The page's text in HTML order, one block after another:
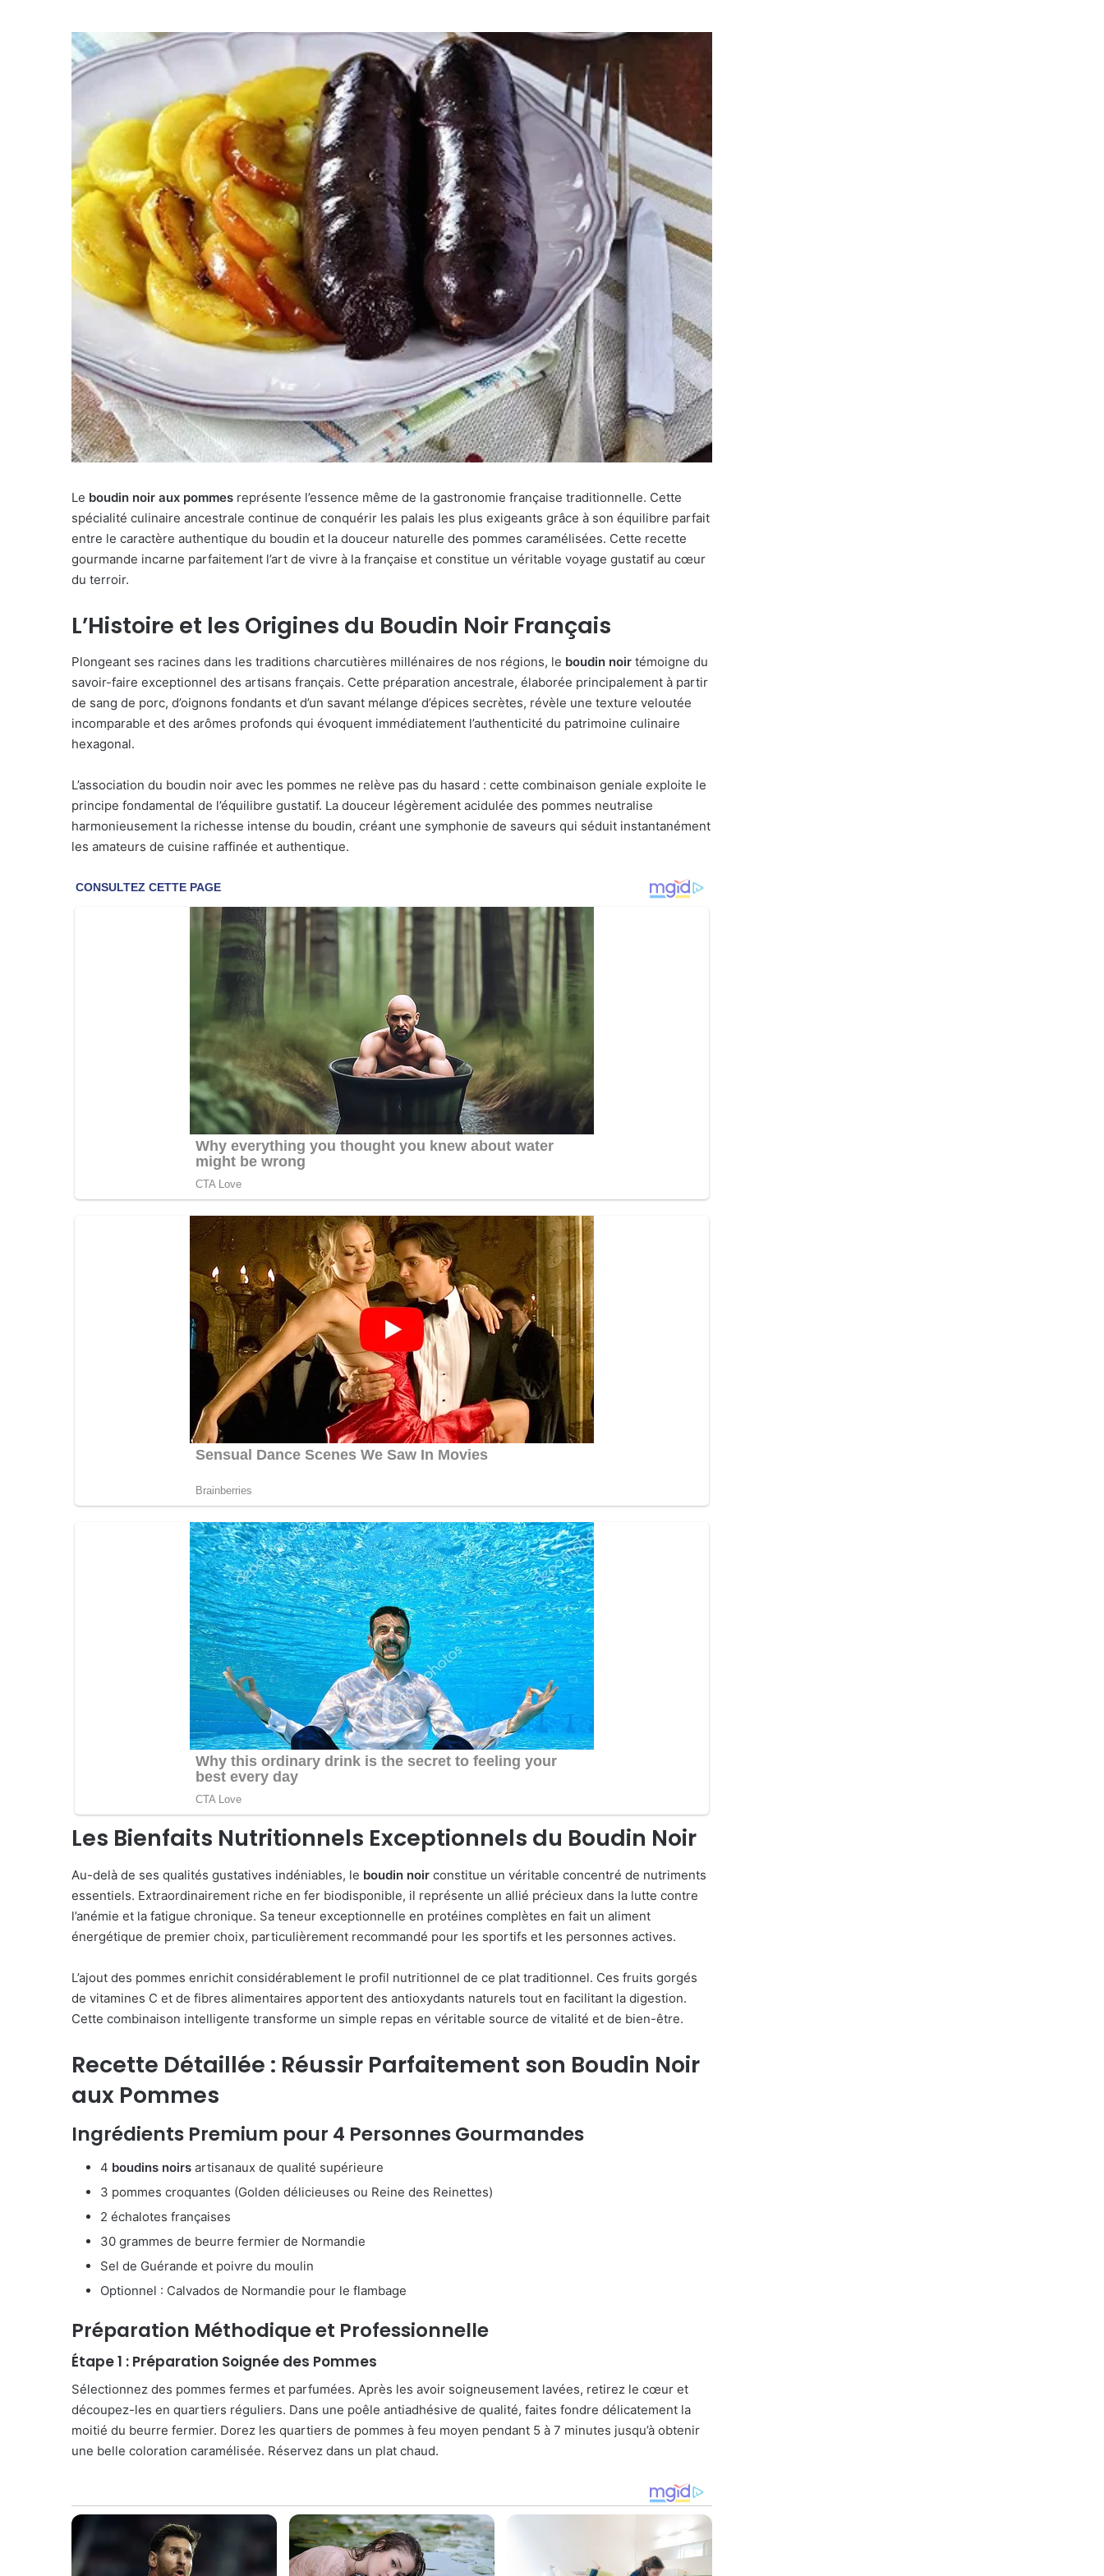
Le boudin noir aux pommes représente l’essence même de la gastronomie française traditionnelle. Cette
spécialité culinaire ancestrale continue de conquérir les palais les plus exigeants grâce à son équilibre parfait
entre le caractère authentique du boudin et la douceur naturelle des pommes caramélisées. Cette recette
gourmande incarne parfaitement l’art de vivre à la française et constitue un véritable voyage gustatif au cœur
du terroir.
L’Histoire et les Origines du Boudin Noir Français
Plongeant ses racines dans les traditions charcutières millénaires de nos régions, le boudin noir témoigne du
savoir-faire exceptionnel des artisans français. Cette préparation ancestrale, élaborée principalement à partir
de sang de porc, d’oignons fondants et d’un savant mélange d’épices secrètes, révèle une texture veloutée
incomparable et des arômes profonds qui évoquent immédiatement l’authenticité du patrimoine culinaire
hexagonal.
L’association du boudin noir avec les pommes ne relève pas du hasard : cette combinaison geniale exploite le
principe fondamental de l’équilibre gustatif. La douceur légèrement acidulée des pommes neutralise
harmonieusement la richesse intense du boudin, créant une symphonie de saveurs qui séduit instantanément
les amateurs de cuisine raffinée et authentique.
Les Bienfaits Nutritionnels Exceptionnels du Boudin Noir
Au-delà de ses qualités gustatives indéniables, le boudin noir constitue un véritable concentré de nutriments
essentiels. Extraordinairement riche en fer biodisponible, il représente un allié précieux dans la lutte contre
l’anémie et la fatigue chronique. Sa teneur exceptionnelle en protéines complètes en fait un aliment
énergétique de premier choix, particulièrement recommandé pour les sportifs et les personnes actives.
L’ajout des pommes enrichit considérablement le profil nutritionnel de ce plat traditionnel. Ces fruits gorgés
de vitamines C et de fibres alimentaires apportent des antioxydants naturels tout en facilitant la digestion.
Cette combinaison intelligente transforme un simple repas en véritable source de vitalité et de bien-être.
Recette Détaillée : Réussir Parfaitement son Boudin Noir
aux Pommes
Ingrédients Premium pour 4 Personnes Gourmandes
4 boudins noirs artisanaux de qualité supérieure
3 pommes croquantes (Golden délicieuses ou Reine des Reinettes)
2 échalotes françaises
30 grammes de beurre fermier de Normandie
Sel de Guérande et poivre du moulin
Optionnel : Calvados de Normandie pour le flambage
Préparation Méthodique et Professionnelle
Étape 1 : Préparation Soignée des Pommes
Sélectionnez des pommes fermes et parfumées. Après les avoir soigneusement lavées, retirez le cœur et
découpez-les en quartiers réguliers. Dans une poêle antiadhésive de qualité, faites fondre délicatement la
moitié du beurre fermier. Dorez les quartiers de pommes à feu moyen pendant 5 à 7 minutes jusqu’à obtenir
une belle coloration caramélisée. Réservez dans un plat chaud.